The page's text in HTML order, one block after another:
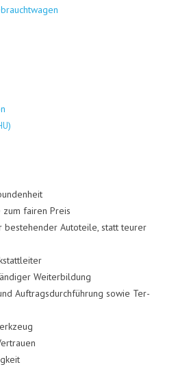
)
fai­ren Preis
bestehen­der Auto­tei­le, statt teu­rer
Wei­ter­bil­dung
Auf­trags­durch­füh­rung sowie Ter­